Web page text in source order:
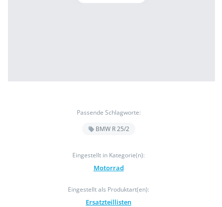
Passende Schlagworte:
BMW R 25/2
Eingestellt in Kategorie(n):
Motorrad
Eingestellt als Produktart(en):
Ersatzteillisten